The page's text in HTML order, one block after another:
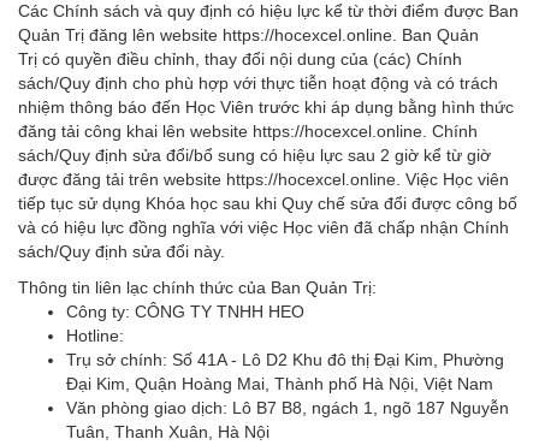
Các Chính sách và quy định có hiệu lực kể từ thời điểm được Ban
Quản Trị đăng lên website https://hocexcel.online. Ban Quản
Trị có quyền điều chỉnh, thay đổi nội dung của (các) Chính
sách/Quy định cho phù hợp với thực tiễn hoạt động và có trách
nhiệm thông báo đến Học Viên trước khi áp dụng bằng hình thức
đăng tải công khai lên website https://hocexcel.online. Chính
sách/Quy định sửa đổi/bổ sung có hiệu lực sau 2 giờ kể từ giờ
được đăng tải trên website https://hocexcel.online. Việc Học viên
tiếp tục sử dụng Khóa học sau khi Quy chế sửa đổi được công bố
và có hiệu lực đồng nghĩa với việc Học viên đã chấp nhận Chính
sách/Quy định sửa đổi này.
Thông tin liên lạc chính thức của Ban Quản Trị:
Công ty: CÔNG TY TNHH HEO
Hotline:
Trụ sở chính: Số 41A - Lô D2 Khu đô thị Đại Kim, Phường
Đại Kim, Quận Hoàng Mai, Thành phố Hà Nội, Việt Nam
Văn phòng giao dịch: Lô B7 B8, ngách 1, ngõ 187 Nguyễn
Tuân, Thanh Xuân, Hà Nội